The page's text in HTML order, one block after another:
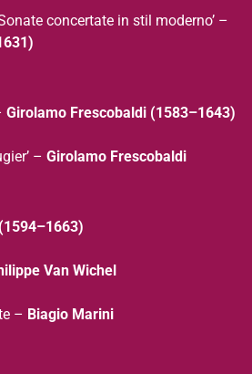
concertate in stil moderno’ –
Girolamo Frescobaldi (1583–1643)
– Girolamo Frescobaldi
Van Wichel
– Biagio Marini